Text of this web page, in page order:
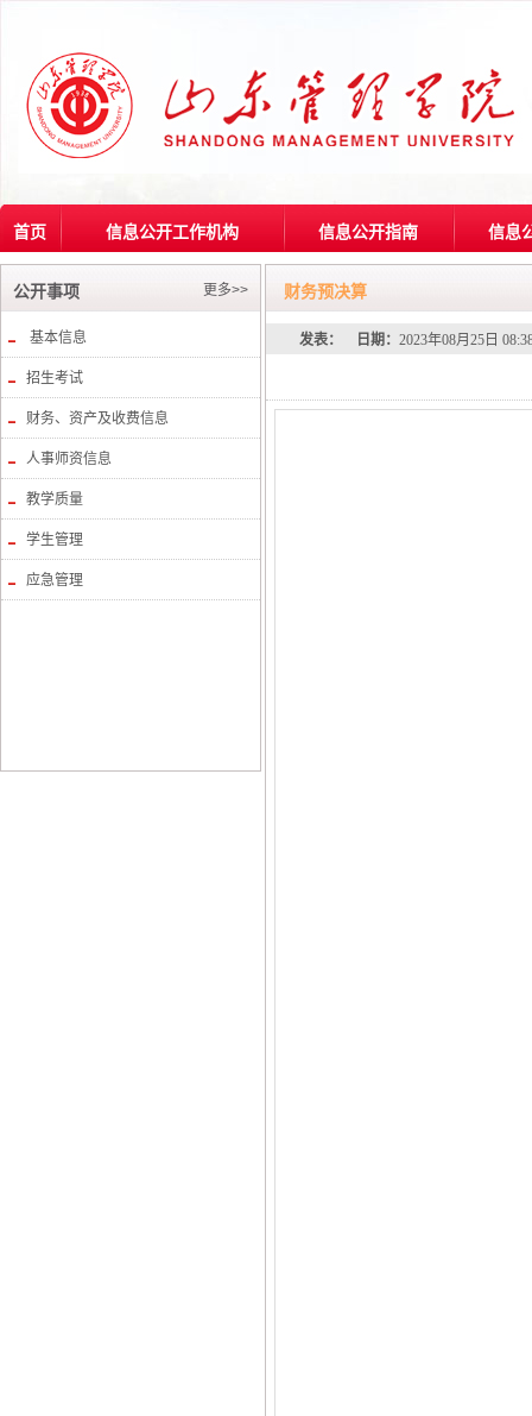
首页 信息公开工作机构 信息公开指南 信息
公开事项 更多>>
基本信息
招生考试
财务、资产及收费信息
人事师资信息
教学质量
学生管理
应急管理
财务预决算
发表： 日期： 2023年08月25日